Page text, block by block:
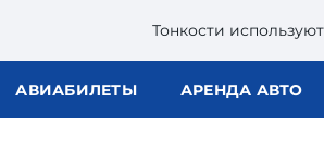
Тонкости
АВИАБИЛЕТЫ АРЕНДА АВТО